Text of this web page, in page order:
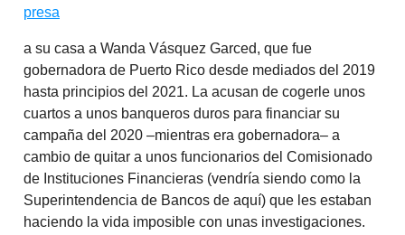
presa
a su casa a Wanda Vásquez Garced, que fue
gobernadora de Puerto Rico desde mediados del 2019
hasta principios del 2021. La acusan de cogerle unos
cuartos a unos banqueros duros para financiar su
campaña del 2020 –mientras era gobernadora– a
cambio de quitar a unos funcionarios del Comisionado
de Instituciones Financieras (vendría siendo como la
Superintendencia de Bancos de aquí) que les estaban
haciendo la vida imposible con unas investigaciones.